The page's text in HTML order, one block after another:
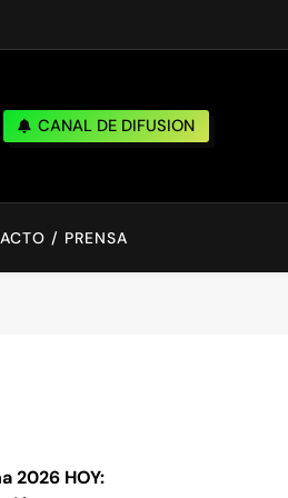
CANAL DE DIFUSION
/ PRENSA
2026 HOY: